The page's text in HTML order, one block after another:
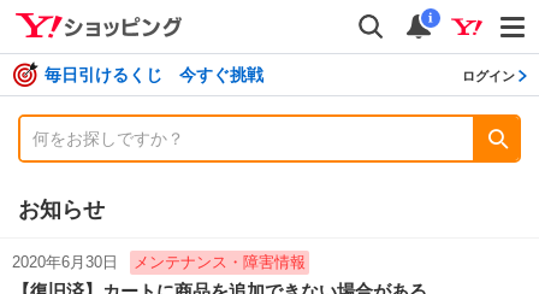
検索
通知
i
毎日引けるくじ 今すぐ挑戦 ログイン
お知らせ
2020年6月30日 メンテナンス・障害情報